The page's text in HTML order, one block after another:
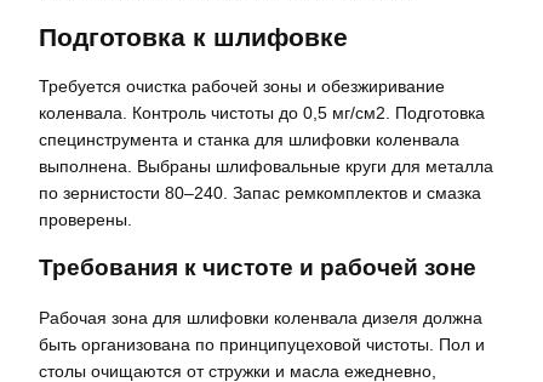
Подготовка к шлифовке
Требуется очистка рабочей зоны и обезжиривание
коленвала. Контроль чистоты до 0,5 мг/см2. Подготовка
специнструмента и станка для шлифовки коленвала
выполнена. Выбраны шлифовальные круги для металла
по зернистости 80–240. Запас ремкомплектов и смазка
проверены.
Требования к чистоте и рабочей зоне
Рабочая зона для шлифовки коленвала дизеля должна
быть организована по принципуцеховой чистоты. Пол и
столы очищаются от стружки и масла ежедневно,